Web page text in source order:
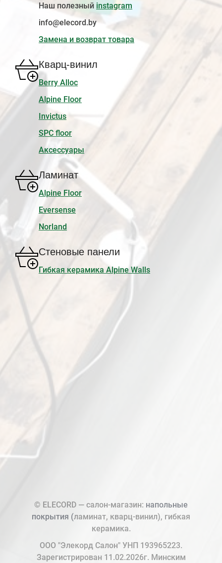
Наш полезный instagram
info@elecord.by
Замена и возврат товара
Кварц-винил
Berry Alloc
Alpine Floor
Invictus
SPC floor
Аксессуары
Ламинат
Alpine Floor
Eversense
Norland
Стеновые панели
Гибкая керамика Alpine Walls
© ELECORD — салон-магазин: напольные
покрытия (ламинат, кварц-винил), гибкая
керамика.
ООО "Элекорд Салон" УНП 193965223.
Зарегистрирован 11.02.2026г. Минским